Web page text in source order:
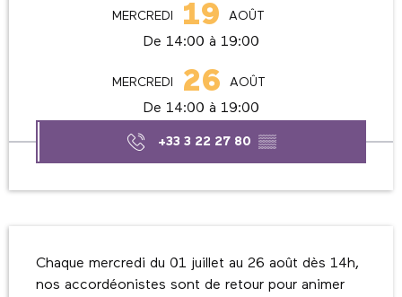
MERCREDI 19 AOÛT
De 14:00 à 19:00
MERCREDI 26 AOÛT
De 14:00 à 19:00
+33 3 22 27 80 ▒▒
Chaque mercredi du 01 juillet au 26 août dès 14h,
nos accordéonistes sont de retour pour animer